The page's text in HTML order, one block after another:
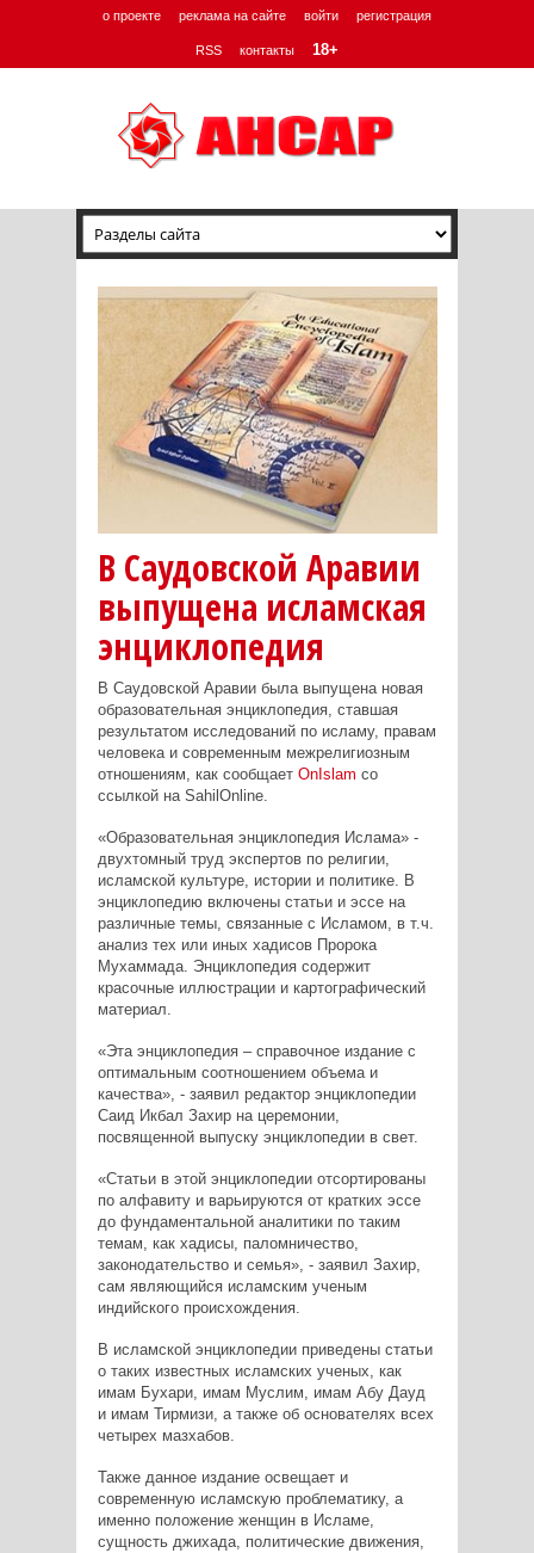
о проекте реклама на сайте войти регистрация
RSS контакты 18+
В Саудовской Аравии
выпущена исламская
энциклопедия
В Саудовской Аравии была выпущена новая
образовательная энциклопедия, ставшая
результатом исследований по исламу, правам
человека и современным межрелигиозным
отношениям, как сообщает OnIslam со
ссылкой на SahilOnline.
«Образовательная энциклопедия Ислама» -
двухтомный труд экспертов по религии,
исламской культуре, истории и политике. В
энциклопедию включены статьи и эссе на
различные темы, связанные с Исламом, в т.ч.
анализ тех или иных хадисов Пророка
Мухаммада. Энциклопедия содержит
красочные иллюстрации и картографический
материал.
«Эта энциклопедия – справочное издание с
оптимальным соотношением объема и
качества», - заявил редактор энциклопедии
Саид Икбал Захир на церемонии,
посвященной выпуску энциклопедии в свет.
«Статьи в этой энциклопедии отсортированы
по алфавиту и варьируются от кратких эссе
до фундаментальной аналитики по таким
темам, как хадисы, паломничество,
законодательство и семья», - заявил Захир,
сам являющийся исламским ученым
индийского происхождения.
В исламской энциклопедии приведены статьи
о таких известных исламских ученых, как
имам Бухари, имам Муслим, имам Абу Дауд
и имам Тирмизи, а также об основателях всех
четырех мазхабов.
Также данное издание освещает и
современную исламскую проблематику, а
именно положение женщин в Исламе,
сущность джихада, политические движения,